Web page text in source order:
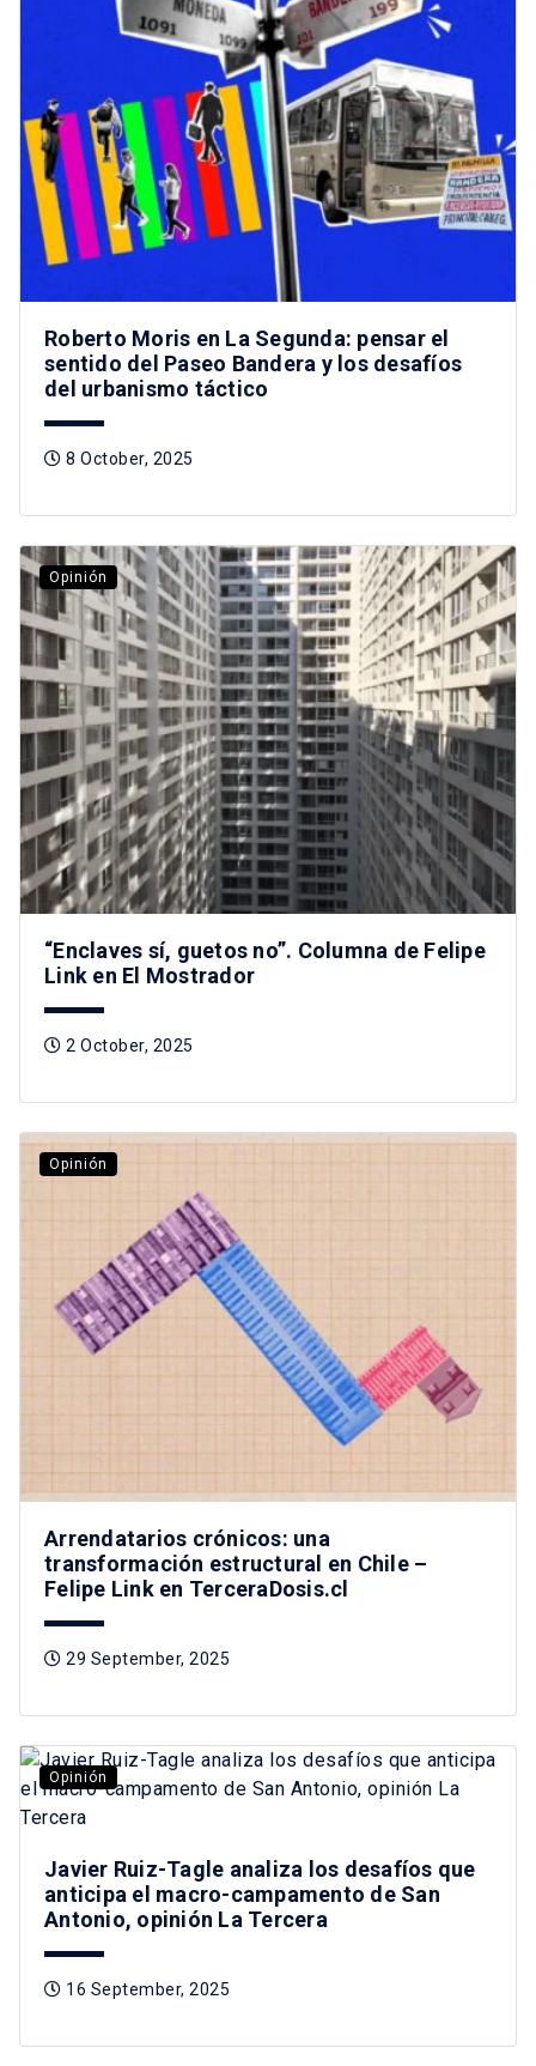
Roberto Moris en La Segunda: pensar el
sentido del Paseo Bandera y los desafíos
del urbanismo táctico
8 October, 2025
Opinión
“Enclaves sí, guetos no”. Columna de Felipe
Link en El Mostrador
2 October, 2025
Opinión
Arrendatarios crónicos: una
transformación estructural en Chile –
Felipe Link en TerceraDosis.cl
29 September, 2025
Opinión
Javier Ruiz-Tagle analiza los desafíos que
anticipa el macro-campamento de San
Antonio, opinión La Tercera
16 September, 2025